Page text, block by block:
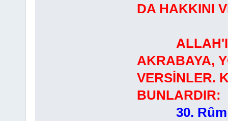
DA HAKKINI
ALLAH'IN
AKRABAYA,
VERSİNLER.
BUNLARDIR:
30.